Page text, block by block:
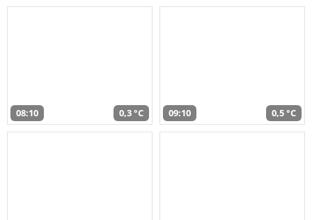
08:10 0,3 °C 09:10 0,5 °C